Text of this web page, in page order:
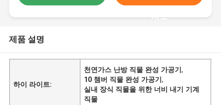
시오
제품 설명
하이 라이트:
천연가스 난방 직물 완성 가공기,
10 챔버 직물 완성 가공기,
실내 장식 직물을 위한 너비 내기 기계
직물